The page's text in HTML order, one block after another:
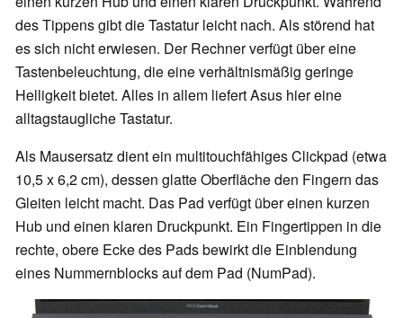
des Tippens gibt die Tastatur leicht nach. Als störend hat
es sich nicht erwiesen. Der Rechner verfügt über eine
Tastenbeleuchtung, die eine verhältnismäßig geringe
Helligkeit bietet. Alles in allem liefert Asus hier eine
alltagstaugliche Tastatur.
Als Mausersatz dient ein multitouchfähiges Clickpad (etwa
10,5 x 6,2 cm), dessen glatte Oberfläche den Fingern das
Gleiten leicht macht. Das Pad verfügt über einen kurzen
Hub und einen klaren Druckpunkt. Ein Fingertippen in die
rechte, obere Ecke des Pads bewirkt die Einblendung
eines Nummernblocks auf dem Pad (NumPad).